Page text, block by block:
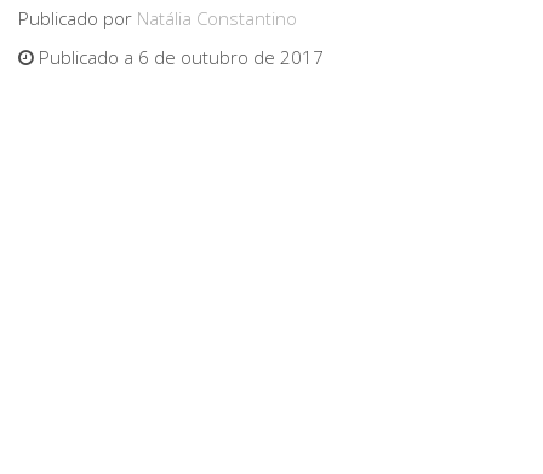
Publicado por Natália Constantino
Publicado a 6 de outubro de 2017